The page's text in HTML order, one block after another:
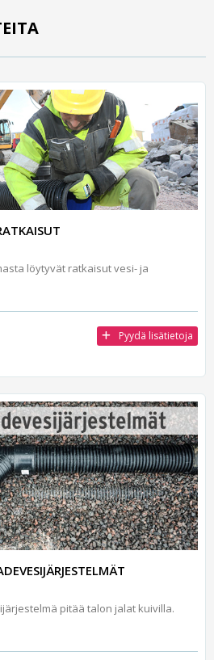
löytyvät ratkaisut vesi- ja
Pyydä lisätietoja
pitää talon jalat kuivilla.